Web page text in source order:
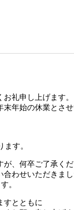
礼申し上げます。
年始の休業とさせ
す。
、何卒ご了承く
わせいただきまし
。
すとともに